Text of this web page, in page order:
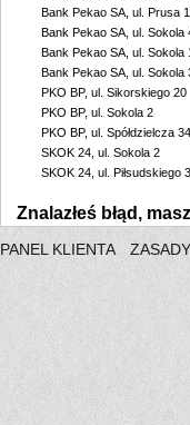
Bank Pekao SA, ul. Prusa
Bank Pekao SA, ul. Sokola
Bank Pekao SA, ul. Sokola
Bank Pekao SA, ul. Sokola
PKO BP, ul. Sikorskiego 20
PKO BP, ul. Sokola 2
PKO BP, ul. Spółdzielcza
SKOK 24, ul. Sokola 2
SKOK 24, ul. Piłsudskiego
Znalazłeś błąd,
PANEL KLIENTA